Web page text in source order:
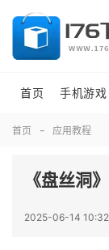
首页 手机游戏
首页 应用教程
《盘丝洞
2025-06-14